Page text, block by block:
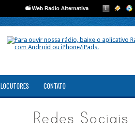
LOCUTORES CONTATO